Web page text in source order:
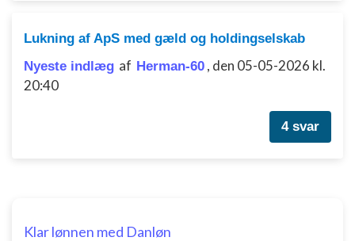
Lukning af ApS med gæld og holdingselskab
Nyeste indlæg af Herman-60 , den 05-05-2026 kl.
20:40
4 svar
Klar lønnen med Danløn